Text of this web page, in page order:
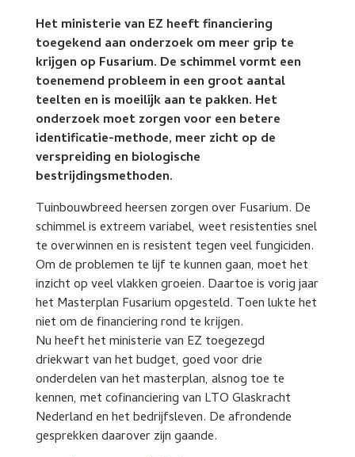
Het ministerie van EZ heeft financiering
toegekend aan onderzoek om meer grip te
krijgen op Fusarium. De schimmel vormt een
toenemend probleem in een groot aantal
teelten en is moeilijk aan te pakken. Het
onderzoek moet zorgen voor een betere
identificatie-methode, meer zicht op de
verspreiding en biologische
bestrijdingsmethoden.
Tuinbouwbreed heersen zorgen over Fusarium. De
schimmel is extreem variabel, weet resistenties snel
te overwinnen en is resistent tegen veel fungiciden.
Om de problemen te lijf te kunnen gaan, moet het
inzicht op veel vlakken groeien. Daartoe is vorig jaar
het Masterplan Fusarium opgesteld. Toen lukte het
niet om de financiering rond te krijgen.
Nu heeft het ministerie van EZ toegezegd
driekwart van het budget, goed voor drie
onderdelen van het masterplan, alsnog toe te
kennen, met cofinanciering van LTO Glaskracht
Nederland en het bedrijfsleven. De afrondende
gesprekken daarover zijn gaande.